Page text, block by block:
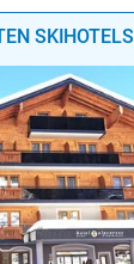
SKIHOTELS